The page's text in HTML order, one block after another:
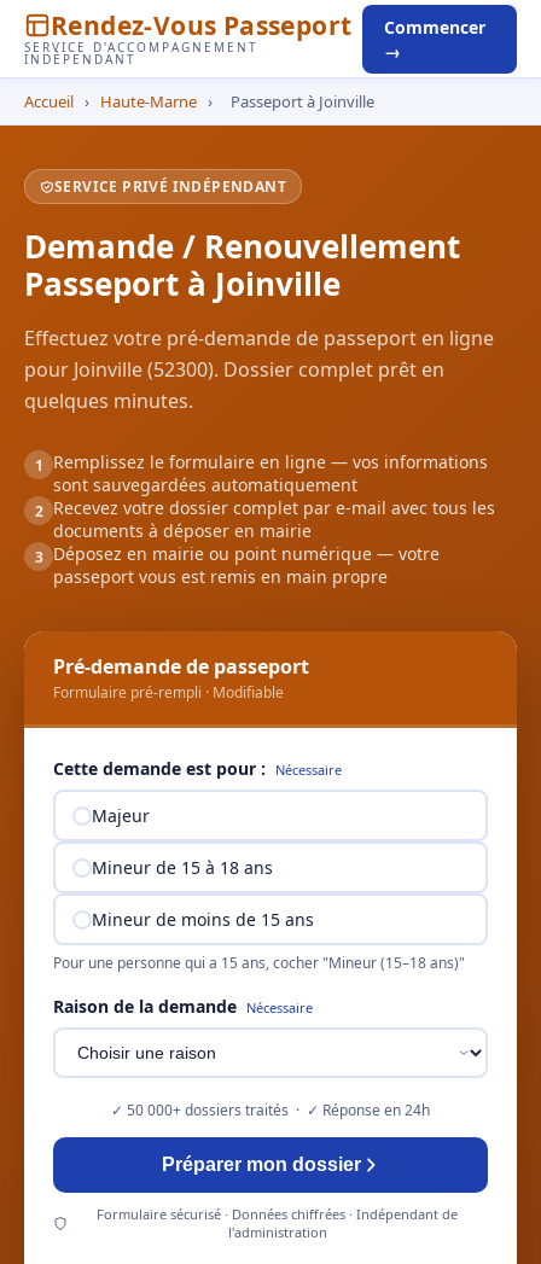
Rendez-Vous Passeport
SERVICE D'ACCOMPAGNEMENT
INDÉPENDANT
Commencer
→
Accueil › Haute-Marne › Passeport à Joinville
SERVICE PRIVÉ INDÉPENDANT
Demande / Renouvellement
Passeport à Joinville
Effectuez votre pré-demande de passeport en ligne
pour Joinville (52300). Dossier complet prêt en
quelques minutes.
1
Remplissez le formulaire en ligne — vos informations
sont sauvegardées automatiquement
2 Recevez votre dossier complet par e-mail avec tous les
documents à déposer en mairie
3 Déposez en mairie ou point numérique — votre
passeport vous est remis en main propre
Pré-demande de passeport
Formulaire pré-rempli · Modifiable
Cette demande est pour : Nécessaire
Majeur
Mineur de 15 à 18 ans
Mineur de moins de 15 ans
Pour une personne qui a 15 ans, cocher "Mineur (15–18 ans)"
Raison de la demande Nécessaire
✓ 50 000+ dossiers traités · ✓ Réponse en 24h
Préparer mon dossier
Formulaire sécurisé · Données chiffrées · Indépendant de
l'administration